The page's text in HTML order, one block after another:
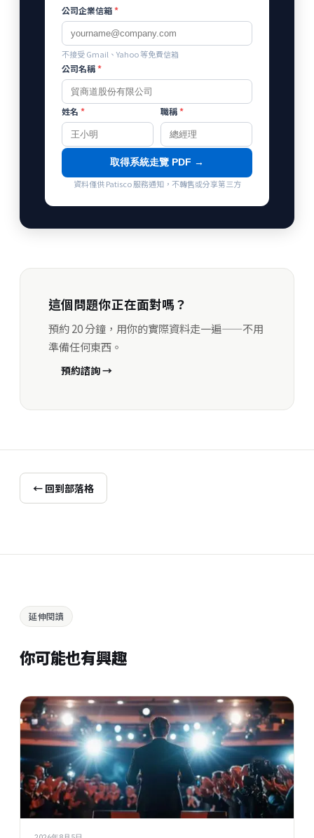
公司企業信箱*
不接受 Gmail、Yahoo 等免費信箱
公司名稱*
姓名 * 職稱*
取得系統走覽 PDF →
資料僅供 Patisco 服務通知，不轉售或分享第三方
這個問題你正在面對嗎？
預約 20 分鐘，用你的實際資料走一遍——不用
準備任何東西。
預約諮詢 →
← 回到部落格
延伸閱讀
你可能也有興趣